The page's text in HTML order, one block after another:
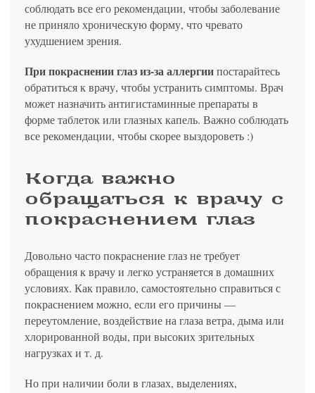
соблюдать все его рекомендации, чтобы заболевание
не приняло хроническую форму, что чревато
ухудшением зрения.
При покраснении глаз из-за аллергиипостарайтесь
обратиться к врачу, чтобы устранить симптомы. Врач
может назначить антигистаминные препараты в
форме таблеток или глазных капель. Важно соблюдать
все рекомендации, чтобы скорее выздороветь :)
Когда важно
обращаться к врачу с
покраснением глаз
Довольно часто покраснение глаз не требует
обращения к врачу и легко устраняется в домашних
условиях. Как правило, самостоятельно справиться с
покраснением можно, если его причины —
переутомление, воздействие на глаза ветра, дыма или
хлорированной воды, при высоких зрительных
нагрузках и т. д.
Но при наличии боли в глазах, выделениях,